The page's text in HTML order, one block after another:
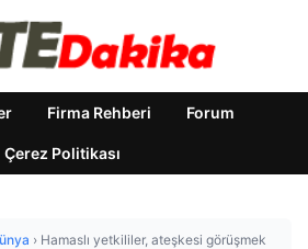
Firma Rehberi Forum
Çerez Politikası
› Hamaslı yetkililer, ateşkesi görüşmek